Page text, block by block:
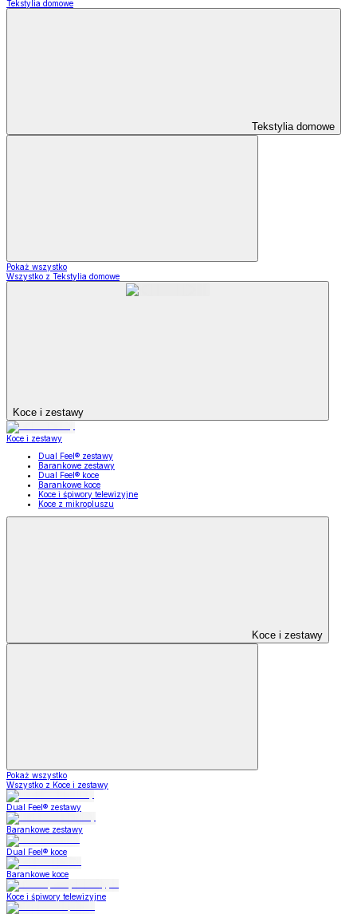
Tekstylia domowe
Tekstylia domowe
Pokaż wszystko
Wszystko z Tekstylia domowe
Koce i zestawy
Koce i zestawy
Dual Feel® zestawy
Barankowe zestawy
Dual Feel® koce
Barankowe koce
Koce i śpiwory telewizyjne
Koce z mikropluszu
Koce i zestawy
Pokaż wszystko
Wszystko z Koce i zestawy
Dual Feel® zestawy
Barankowe zestawy
Dual Feel® koce
Barankowe koce
Koce i śpiwory telewizyjne